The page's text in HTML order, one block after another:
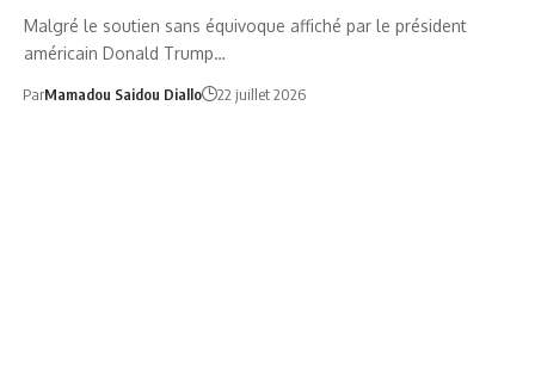
Malgré le soutien sans équivoque affiché par le président
américain Donald Trump…
ParMamadou Saidou Diallo 22 juillet 2026